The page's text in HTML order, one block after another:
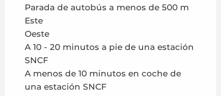
Parada de autobús a menos de 500 m
Este
Oeste
A 10 - 20 minutos a pie de una estación
SNCF
A menos de 10 minutos en coche de
una estación SNCF